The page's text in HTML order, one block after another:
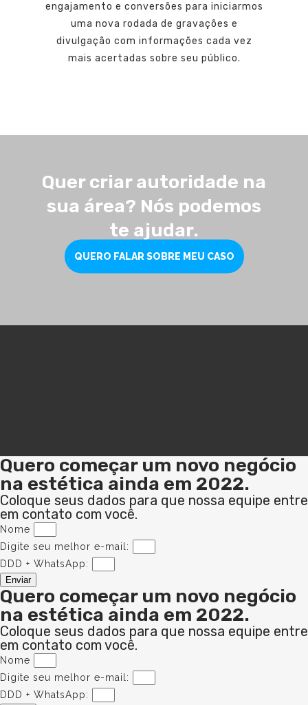
engajamento e conversões para iniciarmos
uma nova rodada de gravações e
divulgação com informações cada vez
mais acertadas sobre seu público.
Quer criar autoridade na
sua área? Nós podemos
te ajudar.
QUERO FALAR SOBRE MEU CASO
Quero começar um novo negócio
na estética ainda em 2022.
Coloque seus dados para que nossa equipe entre
em contato com você.
Nome
Digite seu melhor e-mail:
DDD + WhatsApp:
Enviar
Quero começar um novo negócio
na estética ainda em 2022.
Coloque seus dados para que nossa equipe entre
em contato com você.
Nome
Digite seu melhor e-mail:
DDD + WhatsApp: